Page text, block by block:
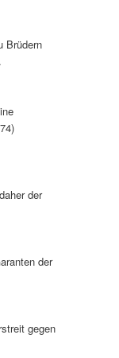
Brüdern
der
der
gegen